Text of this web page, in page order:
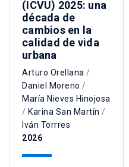
(ICVU) 2025: una
década de
cambios en la
calidad de vida
urbana
Arturo Orellana /
Daniel Moreno /
María Nieves Hinojosa
/ Karina San Martín /
Iván Torrres
2026